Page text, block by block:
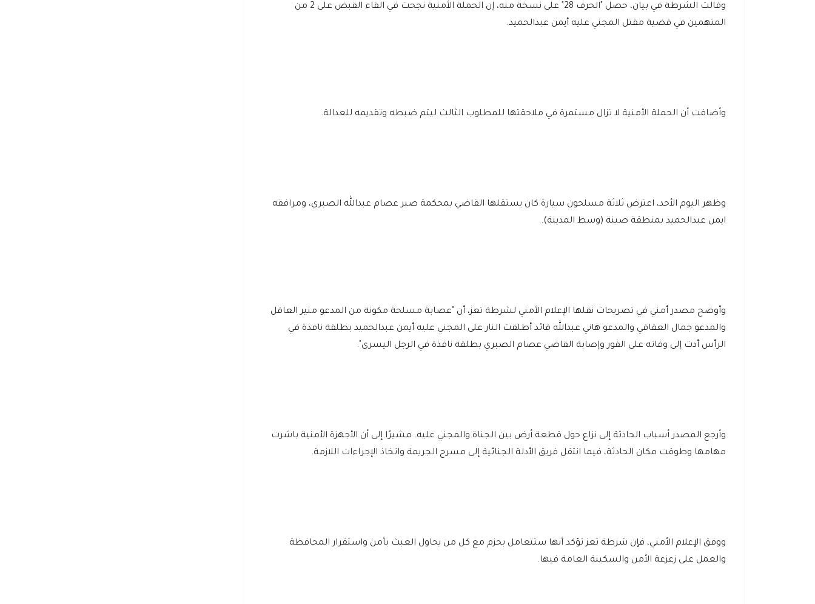
وقالت الشرطة في بيان، حصل "الحرف 28" على نسخة منه، إن الحملة الأمنية نجحت في القاء القبض على 2 من
المتهمين في قضية مقتل المجني عليه أيمن عبدالحميد.
وأضافت أن الحملة الأمنية لا تزال مستمرة في ملاحقتها للمطلوب الثالث ليتم ضبطه وتقديمه للعدالة.
وظهر اليوم الأحد، اعترض ثلاثة مسلحون سيارة كان يستقلها القاضي بمحكمة صبر عصام عبدالله الصبري، ومرافقه
ايمن عبدالحميد بمنطقة صينة (وسط المدينة).
وأوضح مصدر أمني في تصريحات نقلها الإعلام الأمني لشرطة تعز، أن "عصابة مسلحة مكونة من المدعو منير العاقل
والمدعو جمال العقاقي والمدعو هاني عبدالله قائد أطلقت النار على المجني عليه أيمن عبدالحميد بطلقة نافذة في
الرأس أدت إلى وفاته على الفور وإصابة القاضي عصام الصبري بطلقة نافذة في الرجل اليسرى".
وأرجع المصدر أسباب الحادثة إلى نزاع حول قطعة أرض بين الجناة والمجني عليه. مشيرًا إلى أن الأجهزة الأمنية باشرت
مهامها وطوقت مكان الحادثة، فيما انتقل فريق الأدلة الجنائية إلى مسرح الجريمة واتخاذ الإجراءات اللازمة.
ووفق الإعلام الأمني، فإن شرطة تعز تؤكد أنها ستتعامل بحزم مع كل من يحاول العبث بأمن واستقرار المحافظة
والعمل على زعزعة الأمن والسكينة العامة فيها.